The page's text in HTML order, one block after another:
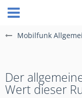
Mobilfunk
Der
Wert dieser